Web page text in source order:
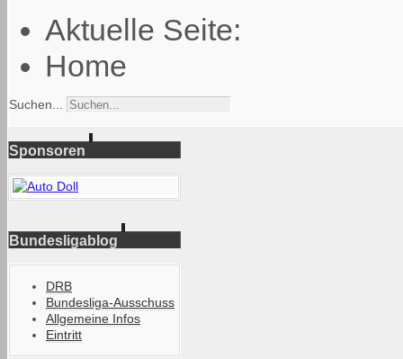
Aktuelle Seite:
Home
Suchen...
Sponsoren
Bundesligablog
DRB
Bundesliga-Ausschuss
Allgemeine Infos
Eintritt